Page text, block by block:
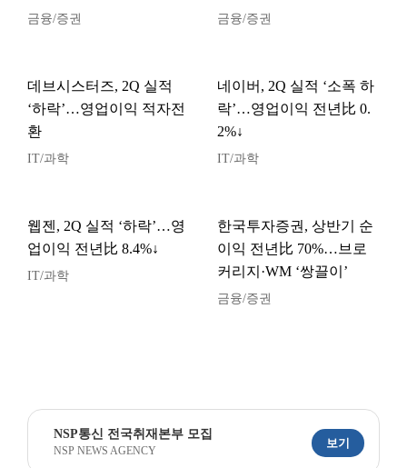
금융/증권 금융/증권
데브시스터즈, 2Q 실적
‘하락’…영업이익 적자전
환
IT/과학
네이버, 2Q 실적 ‘소폭 하
락’…영업이익 전년比 0.
2%↓
IT/과학
웹젠, 2Q 실적 ‘하락’…영
업이익 전년比 8.4%↓
IT/과학
한국투자증권, 상반기 순
이익 전년比 70%…브로
커리지·WM ‘쌍끌이’
금융/증권
NSP통신 전국취재본부 모집
NSP NEWS AGENCY
보기